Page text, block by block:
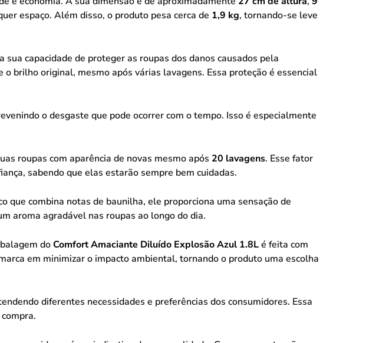
espaço. Além disso, o produto pesa cerca de 1,9 kg, tornando-se leve
sua capacidade de proteger as roupas dos danos causados pela
brilho original, mesmo após várias lavagens. Essa proteção é essencial
o desgaste que pode ocorrer com o tempo. Isso é especialmente
roupas com aparência de novas mesmo após 20 lavagens. Esse fator
sabendo que elas estarão sempre bem cuidadas.
combina notas de baunilha, ele proporciona uma sensação de
aroma agradável nas roupas ao longo do dia.
doComfort Amaciante Diluído Explosão Azul 1.8Lé feita com
em minimizar o impacto ambiental, tornando o produto uma escolha
diferentes necessidades e preferências dos consumidores. Essa